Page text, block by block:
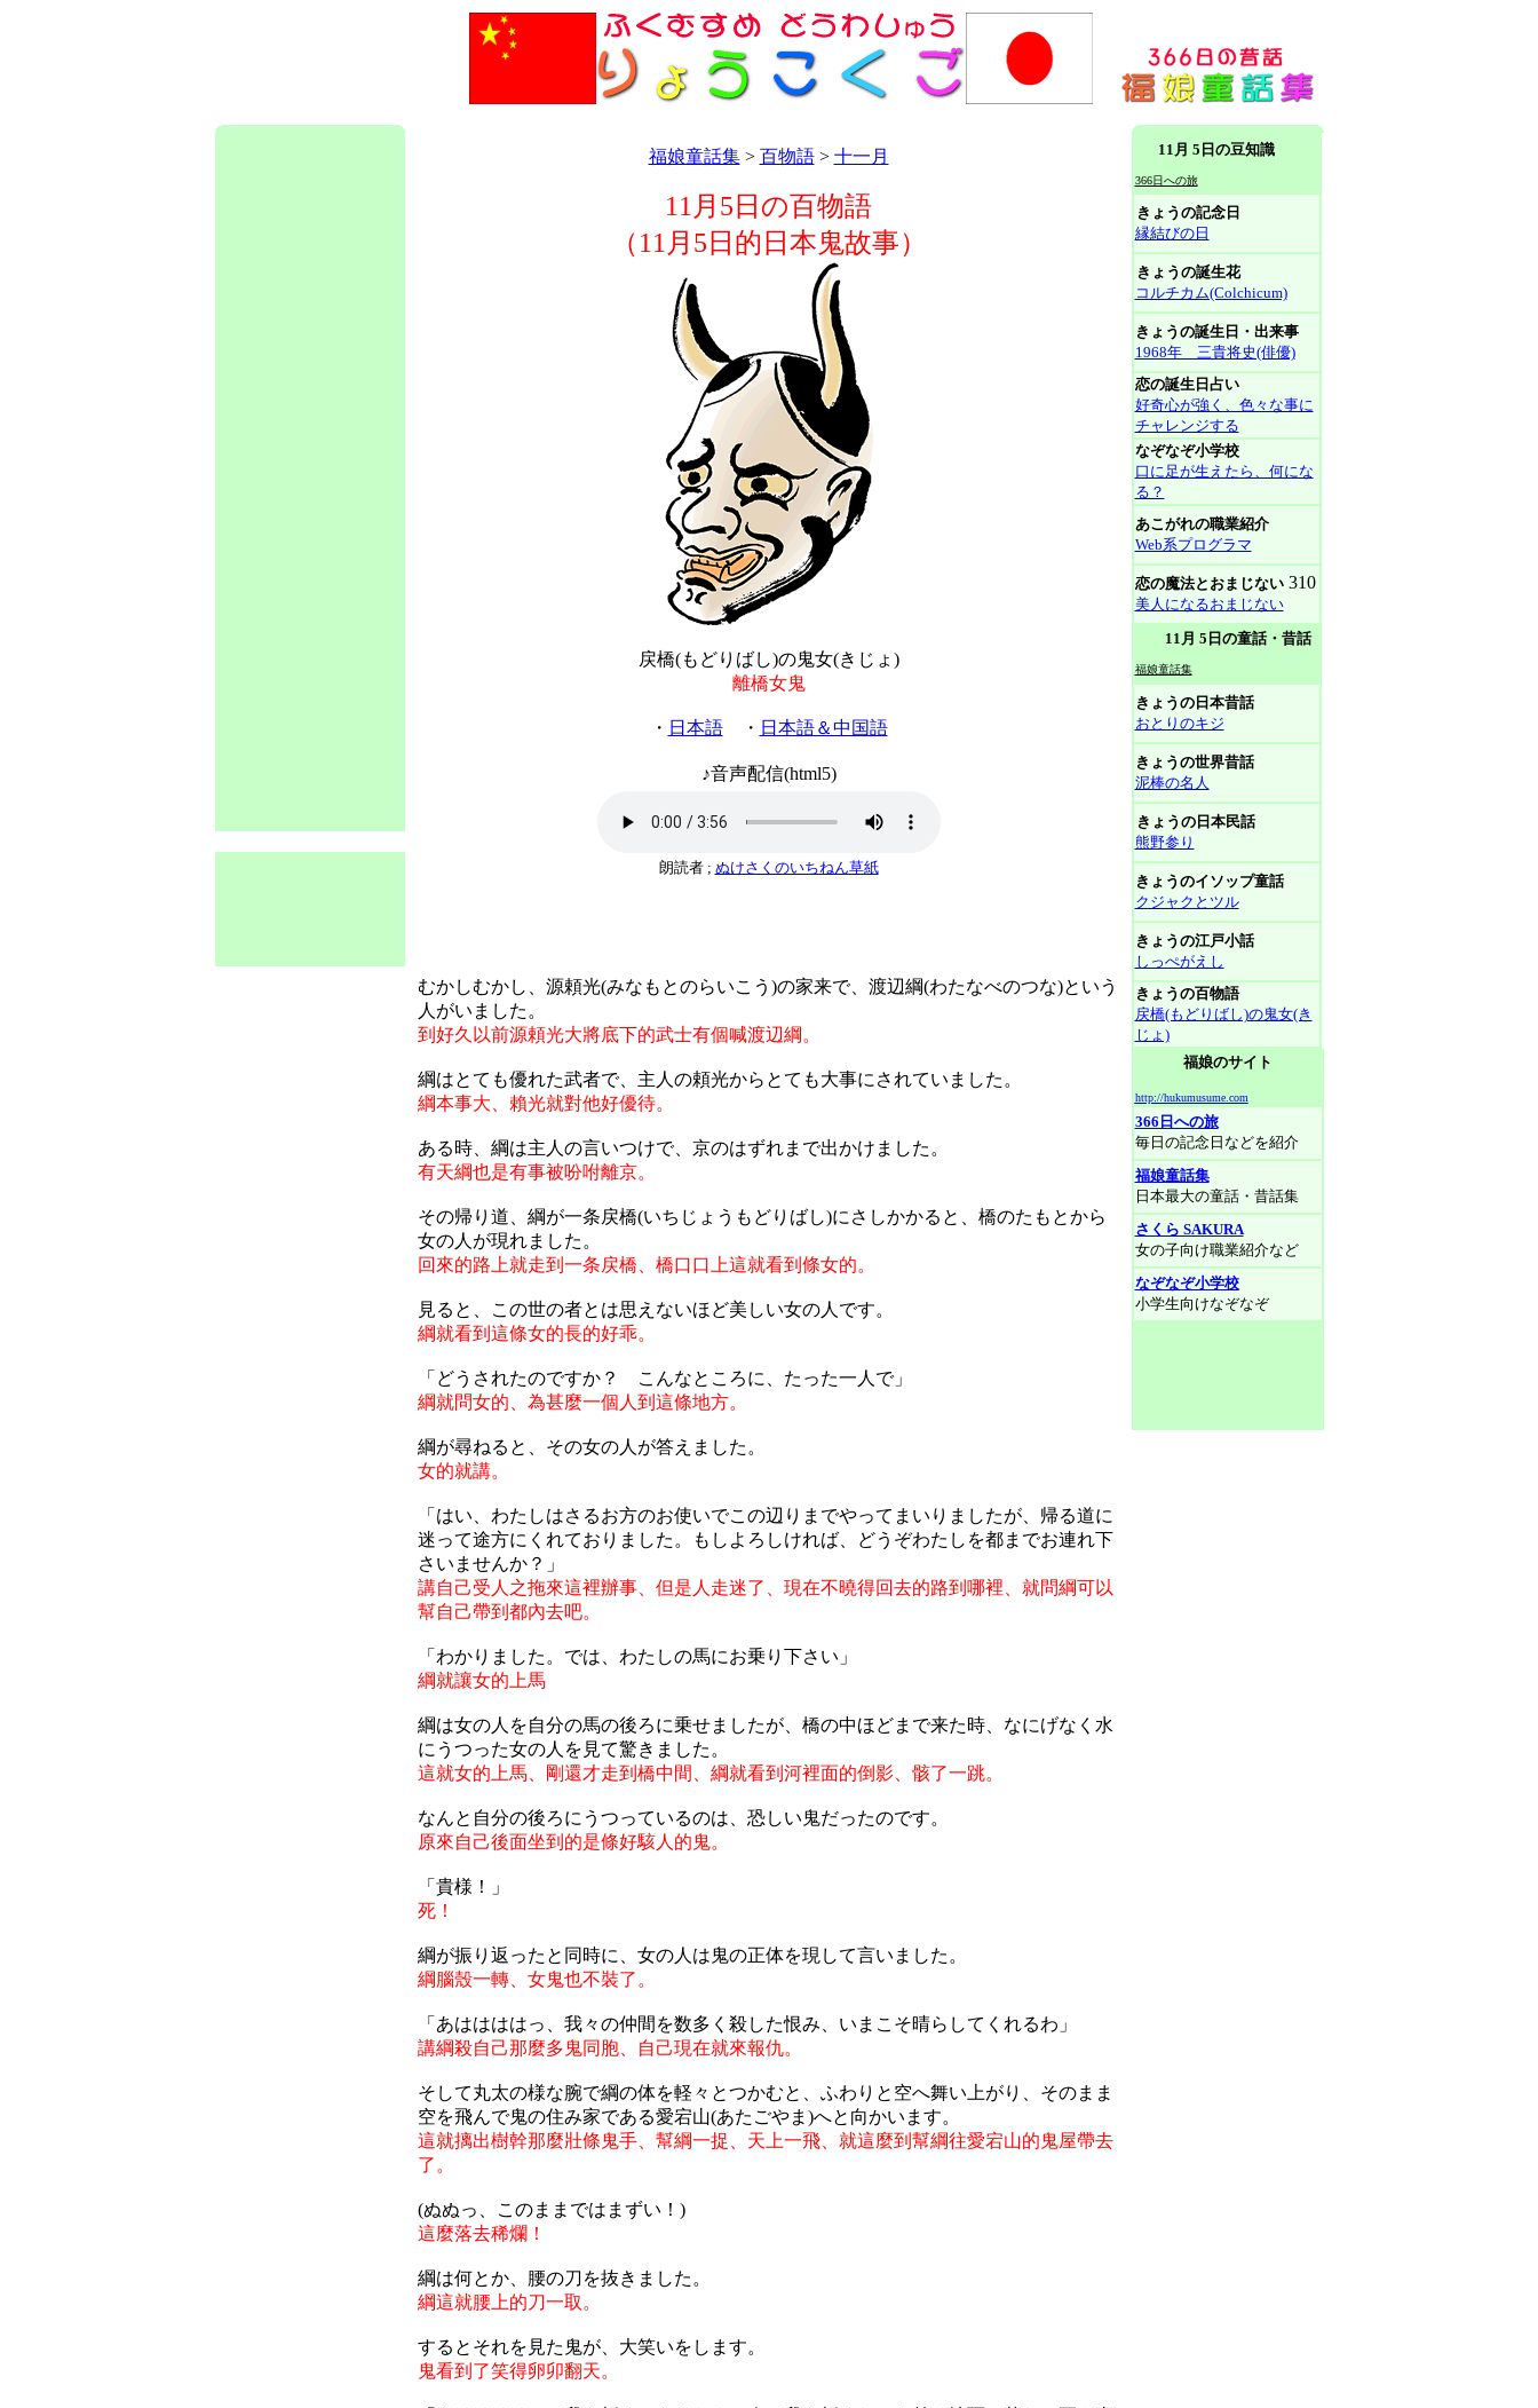
福娘童話集> 百物語> 十一月
11月5日の百物語
（11月5日的日本鬼故事）
戻橋(もどりばし)の鬼女(きじょ)
離橋女鬼
・ 日本語・ 日本語＆中国語
♪音声配信(html5)
朗読者 ; ぬけさくのいちねん草紙
むかしむかし、源頼光(みなもとのらいこう)の家来で、渡辺綱(わたなべのつな)という
人がいました。
到好久以前源頼光大將底下的武士有個喊渡辺綱。
綱はとても優れた武者で、主人の頼光からとても大事にされていました。
綱本事大、賴光就對他好優待。
ある時、綱は主人の言いつけで、京のはずれまで出かけました。
有天綱也是有事被吩咐離京。
その帰り道、綱が一条戻橋(いちじょうもどりばし)にさしかかると、橋のたもとから
女の人が現れました。
回來的路上就走到一条戻橋、橋口口上這就看到條女的。
見ると、この世の者とは思えないほど美しい女の人です。
綱就看到這條女的長的好乖。
「どうされたのですか？ こんなところに、たった一人で」
綱就問女的、為甚麼一個人到這條地方。
綱が尋ねると、その女の人が答えました。
女的就講。
「はい、わたしはさるお方のお使いでこの辺りまでやってまいりましたが、帰る道に
迷って途方にくれておりました。もしよろしければ、どうぞわたしを都までお連れ下
さいませんか？」
講自己受人之拖來這裡辦事、但是人走迷了、現在不曉得回去的路到哪裡、就問綱可以
幫自己帶到都內去吧。
「わかりました。では、わたしの馬にお乗り下さい」
綱就讓女的上馬
綱は女の人を自分の馬の後ろに乗せましたが、橋の中ほどまで来た時、なにげなく水
にうつった女の人を見て驚きました。
這就女的上馬、剛還才走到橋中間、綱就看到河裡面的倒影、骸了一跳。
なんと自分の後ろにうつっているのは、恐しい鬼だったのです。
原來自己後面坐到的是條好駭人的鬼。
「貴様！」
死！
綱が振り返ったと同時に、女の人は鬼の正体を現して言いました。
綱腦殼一轉、女鬼也不裝了。
「あははははっ、我々の仲間を数多く殺した恨み、いまこそ晴らしてくれるわ」
講綱殺自己那麼多鬼同胞、自己現在就來報仇。
そして丸太の様な腕で綱の体を軽々とつかむと、ふわりと空へ舞い上がり、そのまま
空を飛んで鬼の住み家である愛宕山(あたごやま)へと向かいます。
這就摛出樹幹那麼壯條鬼手、幫綱一捉、天上一飛、就這麼到幫綱往愛宕山的鬼屋帶去
了。
(ぬぬっ、このままではまずい！)
這麼落去稀爛！
綱は何とか、腰の刀を抜きました。
綱這就腰上的刀一取。
するとそれを見た鬼が、大笑いをします。
鬼看到了笑得卵卯翻天。
11月 5日の豆知識
366日への旅
きょうの記念日
縁結びの日
きょうの誕生花
コルチカム(Colchicum)
きょうの誕生日・出来事
1968年 三貴将史(俳優)
恋の誕生日占い
好奇心が強く、色々な事に
チャレンジする
なぞなぞ小学校
口に足が生えたら、何にな
る？
あこがれの職業紹介
Web系プログラマ
恋の魔法とおまじない310
美人になるおまじない
11月 5日の童話・昔話
福娘童話集
きょうの日本昔話
おとりのキジ
きょうの世界昔話
泥棒の名人
きょうの日本民話
熊野参り
きょうのイソップ童話
クジャクとツル
きょうの江戸小話
しっぺがえし
きょうの百物語
戻橋(もどりばし)の鬼女(き
じょ)
福娘のサイト
http://hukumusume.com
366日への旅
毎日の記念日などを紹介
福娘童話集
日本最大の童話・昔話集
さくら SAKURA
女の子向け職業紹介など
なぞなぞ小学校
小学生向けなぞなぞ